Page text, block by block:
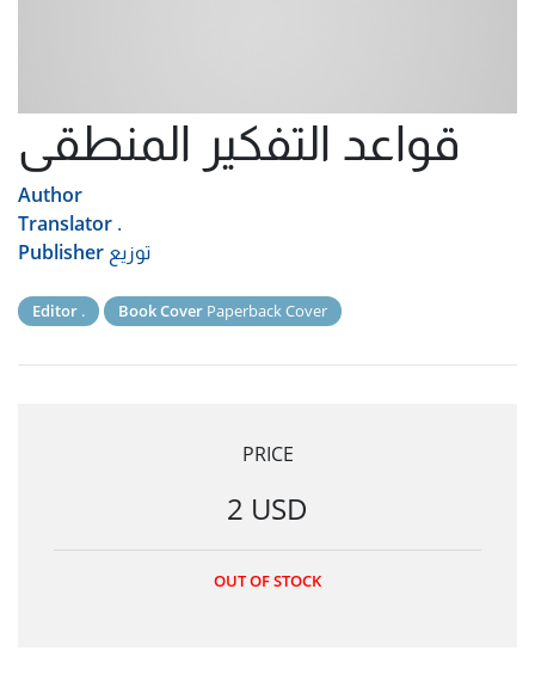
قواعد التفكير المنطقى
Author
Translator .
Publisher توزيع
Editor . Book Cover Paperback Cover
PRICE
2 USD
OUT OF STOCK